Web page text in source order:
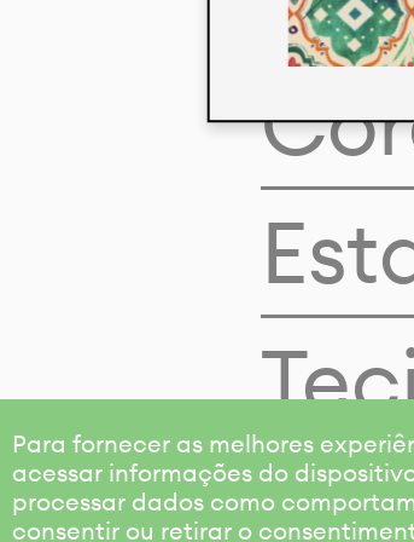
Para fornecer as melhores
acessar informações do
processar dados como
consentir ou retirar o